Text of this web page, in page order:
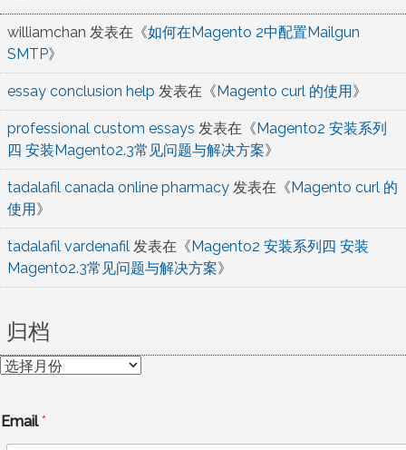
williamchan 发表在《如何在Magento 2中配置Mailgun
SMTP》
essay conclusion help 发表在《Magento curl 的使用》
professional custom essays 发表在《Magento2 安装系列
四 安装Magento2.3常见问题与解决方案》
tadalafil canada online pharmacy 发表在《Magento curl 的
使用》
tadalafil vardenafil 发表在《Magento2 安装系列四 安装
Magento2.3常见问题与解决方案》
归档
归
Email*